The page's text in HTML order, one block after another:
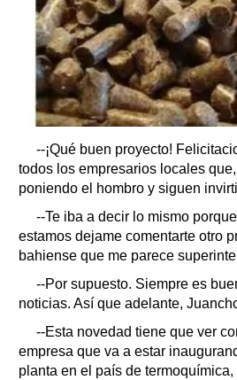
--¡Qué buen proyecto!
todos los empresarios locales
poniendo el hombro y siguen
--Te iba a decir lo mismo
estamos dejame comentarte otro
bahiense que me parece
--Por supuesto. Siempre es
noticias. Así que adelante,
--Esta novedad tiene que ver
empresa que va a estar
planta en el país de